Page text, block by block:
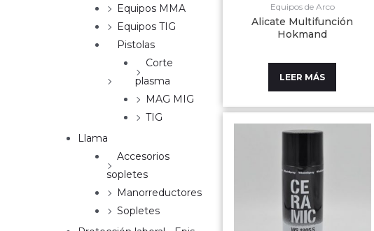
Equipos MMA
Equipos TIG
Pistolas
Corte
plasma
MAG MIG
TIG
Llama
Accesorios
sopletes
Manorreductores
Sopletes
Equipos de Arco
Alicate Multifunción
Hokmand
LEER MÁS